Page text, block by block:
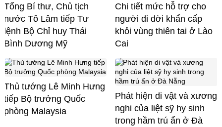
Tổng Bí thư, Chủ tịch
nước Tô Lâm tiếp Tư
lệnh Bộ Chỉ huy Thái
Bình Dương Mỹ
Chi tiết mức hỗ trợ cho
người di dời khẩn cấp
khỏi vùng thiên tai ở Lào
Cai
Thủ tướng Lê Minh Hưng
tiếp Bộ trưởng Quốc
phòng Malaysia
Phát hiện di vật và xương
nghi của liệt sỹ hy sinh
trong hầm trú ẩn ở Đà